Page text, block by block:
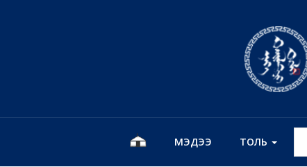
МЭДЭЭ ТОЛЬ